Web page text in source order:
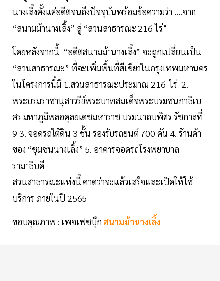
นางเลิ้งตั้งแต่อดีตจนถึงปัจจุบันพร้อมข้อความว่า ....จาก
“สนามม้านางเลิ้ง” สู่ “สวนสาธารณะ 216 ไร่”
โดยหลังจากนี้ “อดีตสนามม้านางเลิ้ง” จะถูกเปลี่ยนเป็น
“สวนสาธารณะ” ที่จะเพิ่มพื้นที่สีเขียวในกรุงเทพมหานคร
ในโครงการนี้มี 1.สวนสาธารณะประมาณ 216 ไร่ 2.
พระบรมราชานุสาวรีย์พระบาทสมเด็จพระบรมชนกาธิเบ
ศร มหาภูมิพลอดุลยเดชมหาราช บรมนาถบพิตร รัชกาลที่
9 3. จอดรถใต้ดิน 3 ชั้น รองรับรถยนต์ 700 คัน 4. ร้านค้า
ของ “ชุมชนนางเลิ้ง” 5. อาคารจอดรถโรงพยาบาล
รามาธิบดี
สวนสาธารณะแห่งนี้ คาดว่าจะแล้วเสร็จและเปิดให้ใช้
บริการ ภายในปี 2565
ขอบคุณภาพ : เพจเฟซบุ๊ก สนามม้านางเลิ้ง